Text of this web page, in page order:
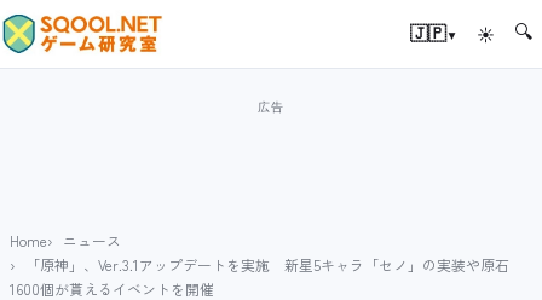
🇯🇵▾ ☀ 🔍
Home
ニュース
「原神」、Ver.3.1アップデートを実施 新星5キャラ「セノ」の実装や原石
1600個が貰えるイベントを開催